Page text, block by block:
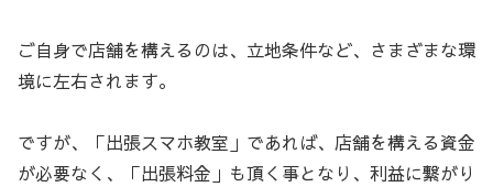
ご自身で店舗を構えるのは、立地条件など、さまざまな環
境に左右されます。
ですが、「出張スマホ教室」であれば、店舗を構える資金
が必要なく、「出張料金」も頂く事となり、利益に繋がり